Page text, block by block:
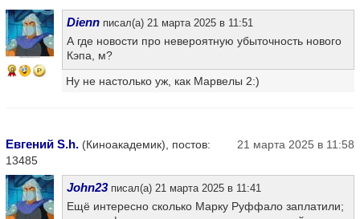
9
Dienn писал(а) 21 марта 2025 в 11:51
А где новости про невероятную убыточность нового
Кэпа, м?
Ну не настолько уж, как Марвелы 2:)
Евгений S.h. (Киноакадемик), постов:
13485
21 марта 2025 в 11:58
John23писал(а) 21 марта 2025 в 11:41
Ещё интересно сколько Марку Руффало заплатили;